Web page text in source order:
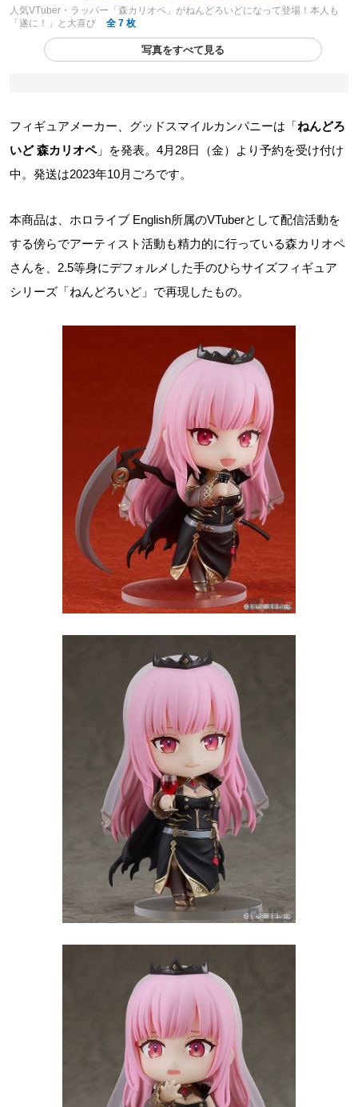
人気VTuber・ラッパー「森カリオペ」がねんどろいどになって登場！本人も
「遂に！」と大喜び
全 7 枚
写真をすべて見る
フィギュアメーカー、グッドスマイルカンパニーは「ねんどろ
いど 森カリオペ」を発表。4月28日（金）より予約を受け付け
中。発送は2023年10月ごろです。
本商品は、ホロライブ English所属のVTuberとして配信活動を
する傍らでアーティスト活動も精力的に行っている森カリオペ
さんを、2.5等身にデフォルメした手のひらサイズフィギュア
シリーズ「ねんどろいど」で再現したもの。